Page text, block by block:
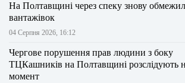
На Полтавщині через спеку знову
вантажівок
04 Серпня 2026, 16:12
Чергове порушення прав людини з боку
ТЦКашників на Полтавщині розслідують
момент